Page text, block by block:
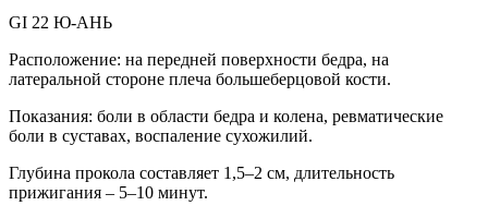
GI 22 Ю-АНЬ
Расположение: на передней поверхности бедра, на
латеральной стороне плеча большеберцовой кости.
Показания: боли в области бедра и колена, ревматические
боли в суставах, воспаление сухожилий.
Глубина прокола составляет 1,5–2 см, длительность
прижигания – 5–10 минут.